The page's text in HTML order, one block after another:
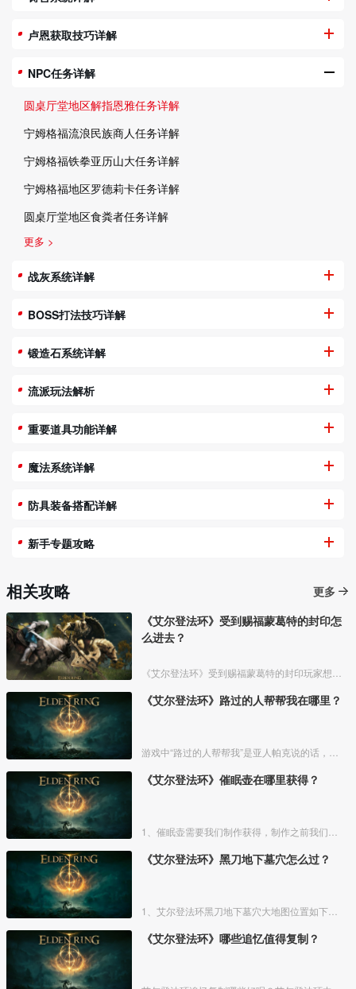
卢恩获取技巧详解
NPC任务详解
圆桌厅堂地区解指恩雅任务详解
宁姆格福流浪民族商人任务详解
宁姆格福铁拳亚历山大任务详解
宁姆格福地区罗德莉卡任务详解
圆桌厅堂地区食粪者任务详解
更多 >
战灰系统详解
BOSS打法技巧详解
锻造石系统详解
流派玩法解析
重要道具功能详解
魔法系统详解
防具装备搭配详解
新手专题攻略
相关攻略
更多
《艾尔登法环》受到赐福蒙葛特的封印怎
么进去？
《艾尔登法环》路过的人帮帮我在哪里？
《艾尔登法环》催眠壶在哪里获得？
《艾尔登法环》黑刀地下墓穴怎么过？
《艾尔登法环》哪些追忆值得复制？